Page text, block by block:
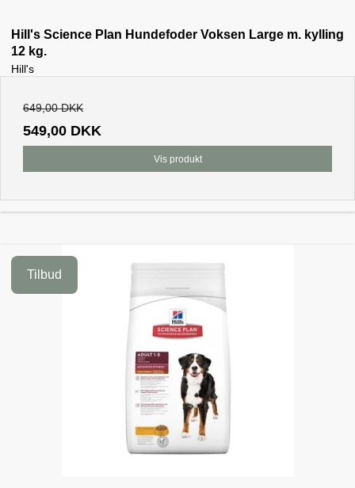
Hill's Science Plan Hundefoder Voksen Large m. kylling
12 kg.
Hill's
649,00 DKK
549,00 DKK
Vis produkt
Tilbud